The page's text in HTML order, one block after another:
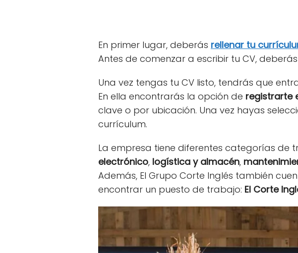
En primer lugar, deberás rellenar tu
Antes de comenzar a escribir tu CV,
Una vez tengas tu CV listo, tendrás que
En ella encontrarás la opción de registrarte
clave o por ubicación. Una vez hayas
currículum.
La empresa tiene diferentes categorías de
electrónico, logística y almacén,
Además, El Grupo Corte Inglés también
encontrar un puesto de trabajo: El Corte